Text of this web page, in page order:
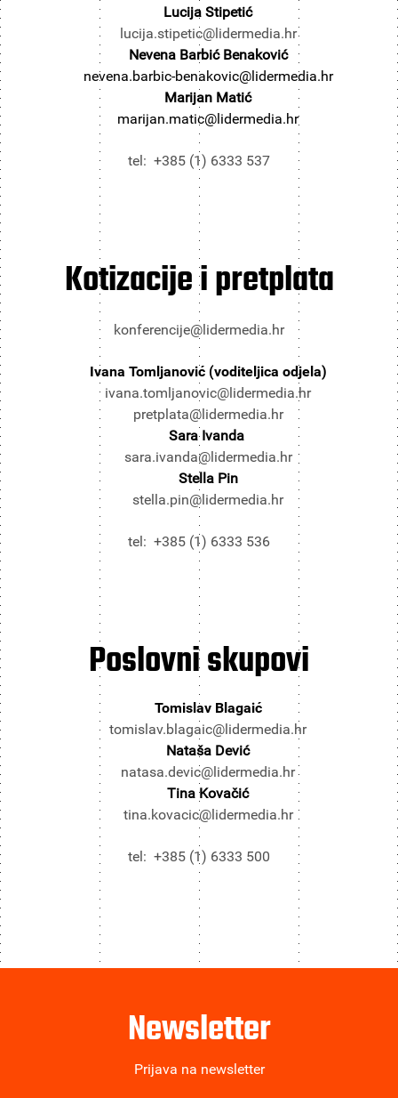
Lucija Stipetić
lucija.stipetic@lidermedia.hr
Nevena Barbić Benaković
nevena.barbic-benakovic@lidermedia.hr
Marijan Matić
marijan.matic@lidermedia.hr
tel: +385 (1) 6333 537
Kotizacije i pretplata
konferencije@lidermedia.hr
Ivana Tomljanović (voditeljica odjela)
ivana.tomljanovic@lidermedia.hr
pretplata@lidermedia.hr
Sara Ivanda
sara.ivanda@lidermedia.hr
Stella Pin
stella.pin@lidermedia.hr
tel: +385 (1) 6333 536
Poslovniskupovi
Tomislav Blagaić
tomislav.blagaic@lidermedia.hr
Nataša Dević
natasa.devic@lidermedia.hr
Tina Kovačić
tina.kovacic@lidermedia.hr
tel: +385 (1) 6333 500
Newsletter
Prijava na newsletter